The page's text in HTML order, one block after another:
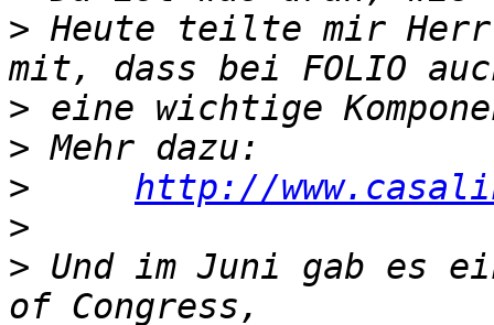
> Heute teilte mir Herr
>
>
>
http://
>
> Und im Juni gab es